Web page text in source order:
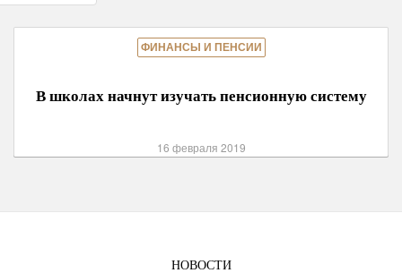
ФИНАНСЫ И ПЕНСИИ
В школах начнут изучать пенсионную систему
16 февраля 2019
НОВОСТИ